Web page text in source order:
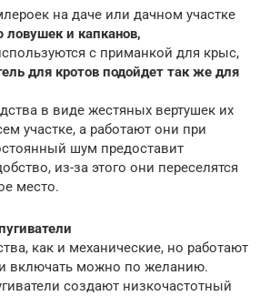
на даче или дачном участке
и капканов,
с приманкой для крыс,
для кротов подойдет так же для
в виде жестяных вертушек их
участке, а работают они при
шум предоставит
из-за этого они переселятся
место.
как и механические, но работают
и включать можно по желанию.
создают низкочастотный